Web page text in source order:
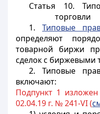
Статья 10.
торговли
1. Типовые
определяют
товарной биржи
сделок с биржевыми
2. Типовые
включают:
Подпункт 1
02.04.19 г. № 241-VI (